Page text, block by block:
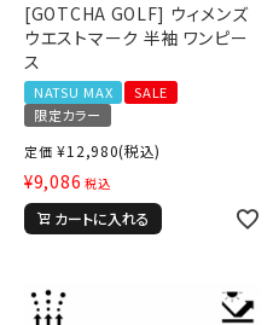
[GOTCHA GOLF] ウィメンズ
ウエストマーク 半袖 ワンピー
ス
NATSU MAX
SALE
限定カラー
定価 ¥12,980(税込)
¥9,086 税込
カートに入れる